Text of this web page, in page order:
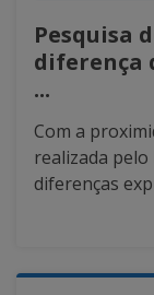
Pesquisa
diferença
...
Com a
realizada
diferenças